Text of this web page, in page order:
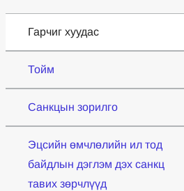
Гарчиг хуудас
Тойм
Санкцын зорилго
Эцсийн өмчлөлийн ил тод
байдлын дэглэм дэх санкц
тавих зөрчлүүд